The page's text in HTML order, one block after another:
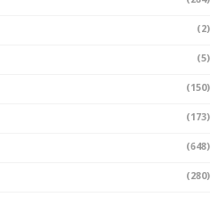
(2)
(5)
(150)
(173)
(648)
(280)